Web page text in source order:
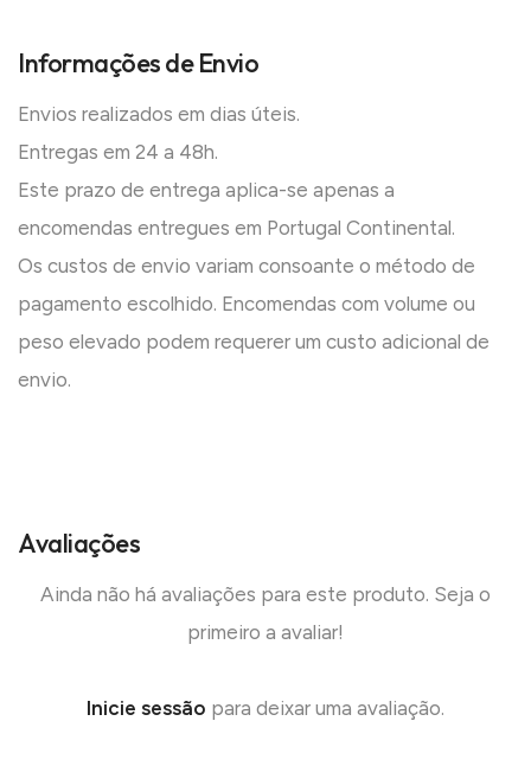
Informações de Envio
Envios realizados em dias úteis.
Entregas em 24 a 48h.
Este prazo de entrega aplica-se apenas a
encomendas entregues em Portugal Continental.
Os custos de envio variam consoante o método de
pagamento escolhido. Encomendas com volume ou
peso elevado podem requerer um custo adicional de
envio.
Avaliações
Ainda não há avaliações para este produto. Seja o
primeiro a avaliar!
Inicie sessão para deixar uma avaliação.